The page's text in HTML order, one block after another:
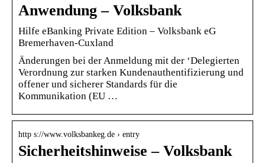
Anwendung – Volksbank
Hilfe eBanking Private Edition – Volksbank eG
Bremerhaven-Cuxland
Änderungen bei der Anmeldung mit der ‘Delegierten
Verordnung zur starken Kundenauthentifizierung und
offener und sicherer Standards für die
Kommunikation (EU …
http s://www.volksbankeg.de › entry
Sicherheitshinweise – Volksbank